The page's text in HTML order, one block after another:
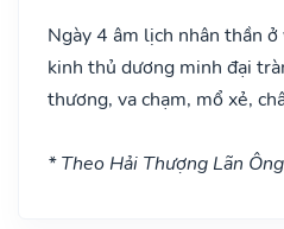
Ngày 4 âm lịch nhân thần
kinh thủ dương minh đại
thương, va chạm, mổ xẻ,
* Theo Hải Thượng Lãn